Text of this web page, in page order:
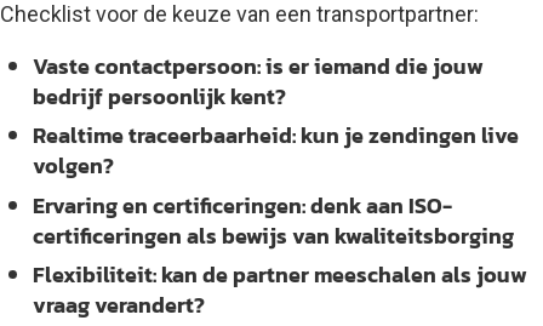
Checklist voor de keuze van een transportpartner:
Vaste contactpersoon: is er iemand die jouw
bedrijf persoonlijk kent?
Realtime traceerbaarheid: kun je zendingen live
volgen?
Ervaring en certificeringen: denk aan ISO-
certificeringen als bewijs van kwaliteitsborging
Flexibiliteit: kan de partner meeschalen als jouw
vraag verandert?